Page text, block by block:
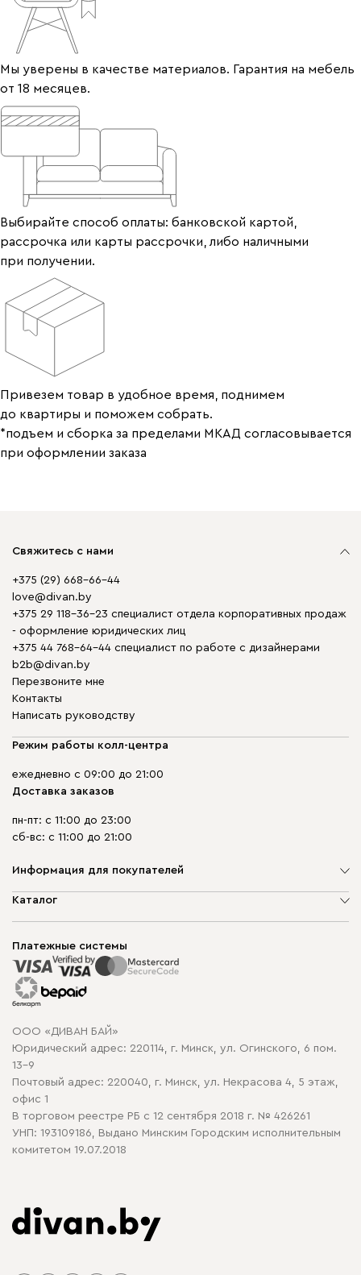
Мы уверены в качестве материалов. Гарантия на мебель
от 18 месяцев.
Выбирайте способ оплаты: банковской картой,
рассрочка или карты рассрочки, либо наличными
при получении.
Привезем товар в удобное время, поднимем
до квартиры и поможем собрать.
*подъем и сборка за пределами МКАД согласовывается
при оформлении заказа
Свяжитесь с нами
+375 (29) 668-66-44
love@divan.by
+375 29 118-36-23 специалист отдела корпоративных продаж
- оформление юридических лиц
+375 44 768-64-44 специалист по работе с дизайнерами
b2b@divan.by
Перезвоните мне
Контакты
Написать руководству
Режим работы колл-центра
ежедневно с 09:00 до 21:00
Доставка заказов
пн-пт: с 11:00 до 23:00
сб-вс: с 11:00 до 21:00
Информация для покупателей
О компании
Способы оплаты
Рассрочка и кредит
Гарантия
Карта сайта
Политика конфиденциальности
Политика в отношении обработки cookie
Каталог
Корпусная мебель
Распродажа мебели
Платежные системы
ООО «ДИВАН БАЙ»
Юридический адрес: 220114, г. Минск, ул. Огинского, 6 пом.
13-9
Почтовый адрес: 220040, г. Минск, ул. Некрасова 4, 5 этаж,
офис 1
В торговом реестре РБ с 12 сентября 2018 г. № 426261
УНП: 193109186, Выдано Минским Городским исполнительным
комитетом 19.07.2018